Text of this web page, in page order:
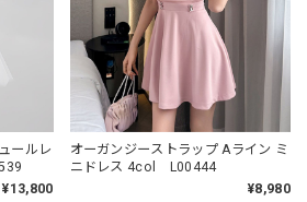
ールレ
¥13,800
オーガンジーストラップ Aライン ミ
ニドレス 4col L00444
¥8,980